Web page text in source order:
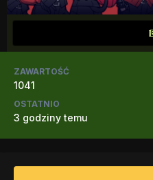
ZAWARTOŚĆ
1041
OSTATNIO
3 godziny temu